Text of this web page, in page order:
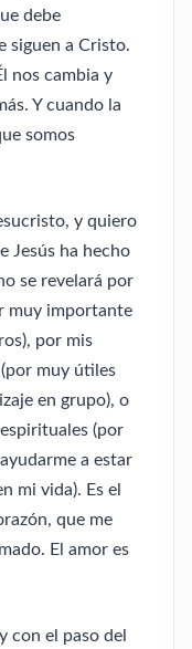
debe
siguen a Cristo.
nos cambia y
Y cuando la
somos
y quiero
Jesús ha hecho
se revelará por
muy importante
por mis
muy útiles
en grupo), o
(por
a estar
mi vida). Es el
que me
El amor es
con el paso del